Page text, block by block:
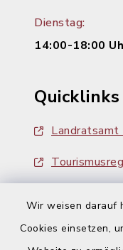
Wir weisen darauf
Cookies einsetzen,
Dienstag:
14:00-18:00
Quicklinks
Landratsamt